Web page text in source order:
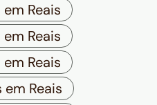
Reais
Reais
Reais
em Reais